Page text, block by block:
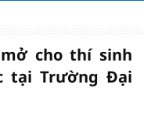
cho thí sinh
tại Trường Đại